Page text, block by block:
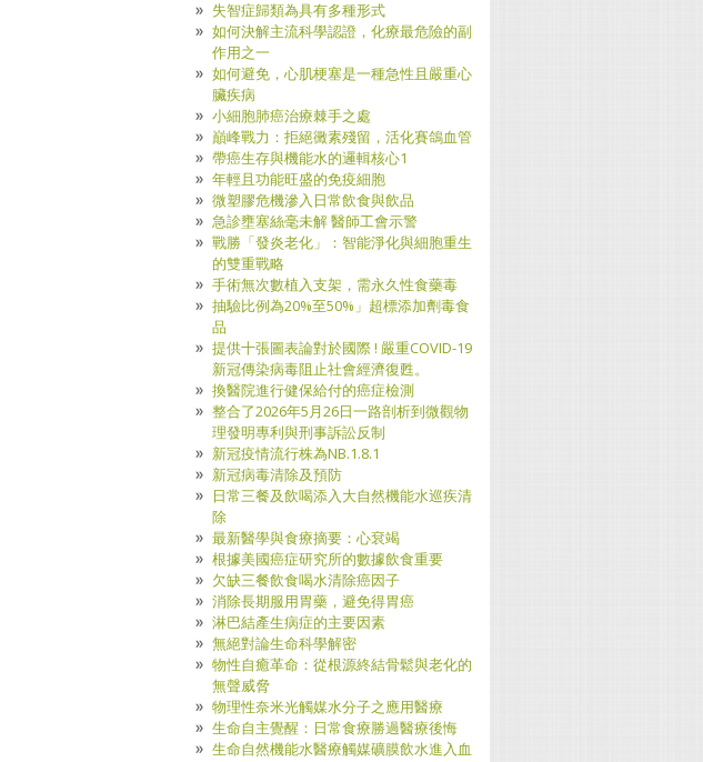
失智症歸類為具有多種形式
如何決解主流科學認證，化療最危險的副
作用之一
如何避免，心肌梗塞是一種急性且嚴重心
臟疾病
小細胞肺癌治療棘手之處
巔峰戰力：拒絕黴素殘留，活化賽鴿血管
帶癌生存與機能水的邏輯核心1
年輕且功能旺盛的免疫細胞
微塑膠危機滲入日常飲食與飲品
急診壅塞絲毫未解 醫師工會示警
戰勝「發炎老化」：智能淨化與細胞重生
的雙重戰略
手術無次數植入支架，需永久性食藥毒
抽驗比例為20%至50%」超標添加劑毒食
品
提供十張圖表論對於國際 ! 嚴重COVID-19
新冠傳染病毒阻止社會經濟復甦。
換醫院進行健保給付的癌症檢測
整合了2026年5月26日一路剖析到微觀物
理發明專利與刑事訴訟反制
新冠疫情流行株為NB.1.8.1
新冠病毒清除及預防
日常三餐及飲喝添入大自然機能水巡疾清
除
最新醫學與食療摘要：心袞竭
根據美國癌症研究所的數據飲食重要
欠缺三餐飲食喝水清除癌因子
消除長期服用胃藥，避免得胃癌
淋巴結產生病症的主要因素
無絕對論生命科學解密
物性自癒革命：從根源終結骨鬆與老化的
無聲威脅
物理性奈米光觸媒水分子之應用醫療
生命自主覺醒：日常食療勝過醫療後悔
生命自然機能水醫療觸媒礦膜飲水進入血